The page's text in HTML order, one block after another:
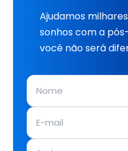
Ajudamos
sonhos com a
você não será